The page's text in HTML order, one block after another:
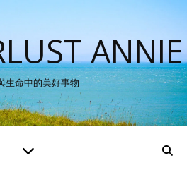
ANNIE
生命中的美好事物